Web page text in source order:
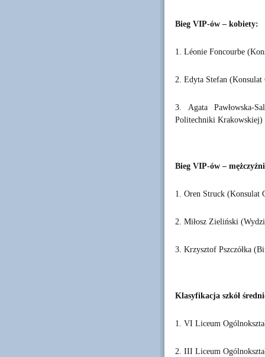
Bieg VIP-ów – kobiety:
1. Léonie Foncourbe
2. Edyta Stefan
3. Agata Pawłowska-
Politechniki Krakowskiej)
Bieg VIP-ów –
1. Oren Struck (Konsulat
2. Miłosz Zieliński
3. Krzysztof Pszczółka
Klasyfikacja szkół
1. VI Liceum
2. III Liceum